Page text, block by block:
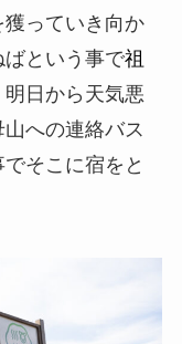
っていき向か
という事で祖
日から天気悪
への連絡バス
そこに宿をと